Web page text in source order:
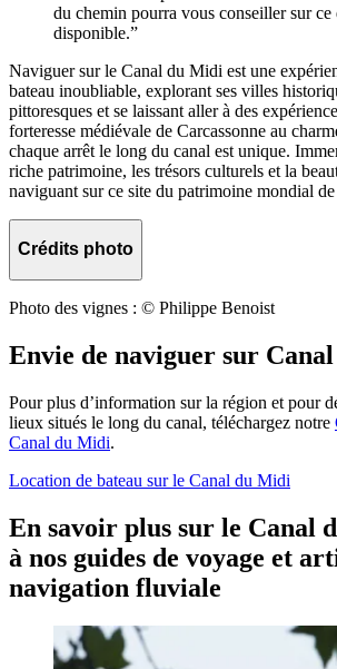
du chemin pourra vous conseiller sur ce
disponible.”
Naviguer sur le Canal du Midi est une
bateau inoubliable, explorant ses villes
pittoresques et se laissant aller à des
forteresse médiévale de Carcassonne au
chaque arrêt le long du canal est unique.
riche patrimoine, les trésors culturels et la
naviguant sur ce site du patrimoine mondial
Crédits photo
Photo des vignes : © Philippe Benoist
Envie de naviguer sur
Pour plus d’information sur la région et pour
lieux situés le long du canal, téléchargez notre
Canal du Midi.
Location de bateau sur le Canal du Midi
En savoir plus sur le Canal
à nos guides de voyage et
navigation fluviale